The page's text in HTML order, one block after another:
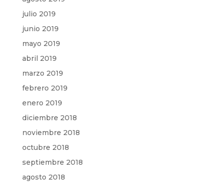
julio 2019
junio 2019
mayo 2019
abril 2019
marzo 2019
febrero 2019
enero 2019
diciembre 2018
noviembre 2018
octubre 2018
septiembre 2018
agosto 2018